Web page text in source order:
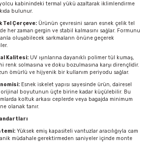
kabinindeki termal yükü azaltarak iklimlendirme
bulunur.
Tel Çerçeve: Ürünün çevresini saran esnek çelik tel
her zaman gergin ve stabil kalmasını sağlar. Formunu
oluşabilecek sarkmaların önüne geçerek
Kalitesi: UV ışınlarına dayanıklı polimer tül kumaş,
renk solmasına ve doku bozulmasına karşı dirençlidir.
ömürlü ve hijyenik bir kullanım periyodu sağlar.
Esnek iskelet yapısı sayesinde ürün, dairesel
boyutunun üçte birine kadar küçülebilir. Bu
koltuk arkası ceplerde veya bagajda minimum
olanak tanır.
Yüksek emiş kapasiteli vantuzlar aracılığıyla cam
müdahale gerektirmeden saniyeler içinde monte